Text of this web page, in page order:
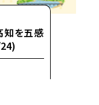
知を五感